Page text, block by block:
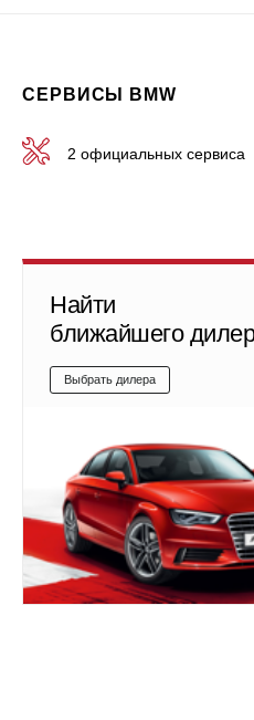
СЕРВИСЫ BMW
2 официальных сервиса
Найти
ближайшего
Выбрать дилера